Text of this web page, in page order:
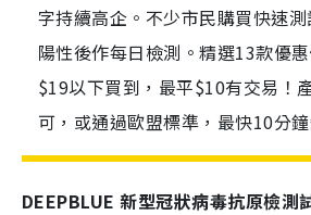
字持續高企。不少市民購買快速
陽性後作每日檢測。精選13款優
$19以下買到，最平$10有交易！
可，或通過歐盟標準，最快10分鐘
DEEPBLUE 新型冠狀病毒抗原檢測